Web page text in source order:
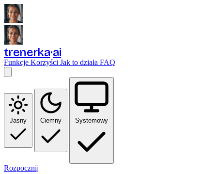
trenerka ai
Funkcje Korzyści Jak to działa FAQ
Jasny Ciemny Systemowy
Rozpocznij